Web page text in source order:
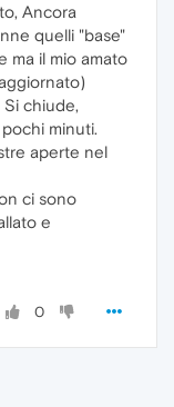
Ancora
quelli "base"
ma il mio amato
chiude,
minuti.
aperte nel
ci sono
e
0